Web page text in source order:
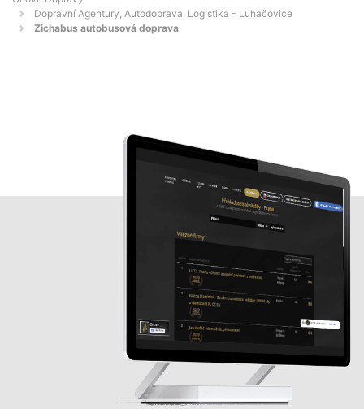
Dopravní Agentury, Autodoprava, Logistika - Luhačovice
Zichabus autobusová doprava